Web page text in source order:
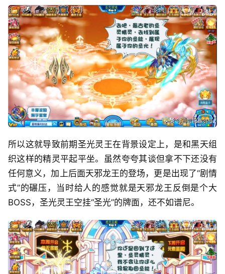
所以这就导致前期圣光灵王在背景设定上，是和黑天组
织这样的精灵平起平坐。虽然夸夸其谈但拿不下还没有
任何意义，加上后面天邪龙王的登场，更是出现了“剧情
式”的碾压，当时给人的感觉就是天邪龙王反倒是个大
BOSS，圣光灵王空挂“圣光”的牌面，还不如谱尼。